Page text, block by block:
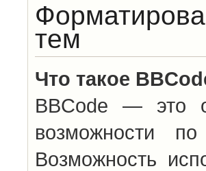
тем
Что такое
BBCode — это
возможности
Возможность